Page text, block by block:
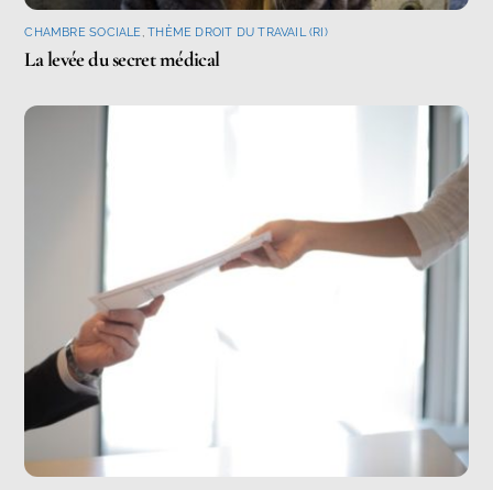
CHAMBRE SOCIALE,THÈME DROIT DU TRAVAIL (RI)
La levée du secret médical